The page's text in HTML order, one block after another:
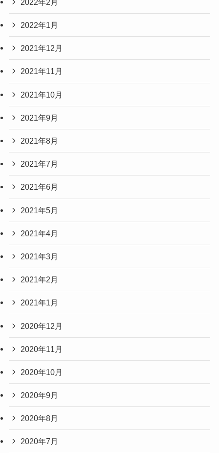
2022年2月
2022年1月
2021年12月
2021年11月
2021年10月
2021年9月
2021年8月
2021年7月
2021年6月
2021年5月
2021年4月
2021年3月
2021年2月
2021年1月
2020年12月
2020年11月
2020年10月
2020年9月
2020年8月
2020年7月